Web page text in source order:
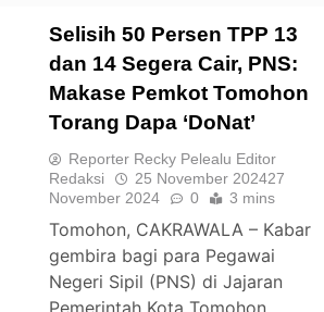
Selisih 50 Persen TPP 13
dan 14 Segera Cair, PNS:
Makase Pemkot Tomohon
Torang Dapa ‘DoNat’
Reporter Recky Pelealu Editor
Redaksi
25 November 202427
November 2024
0 3 mins
Tomohon, CAKRAWALA – Kabar
gembira bagi para Pegawai
Negeri Sipil (PNS) di Jajaran